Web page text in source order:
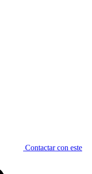
Contactar con este